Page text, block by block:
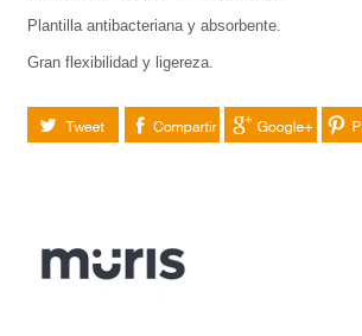
Plantilla antibacteriana y absorbente.
Gran flexibilidad y ligereza.
Tuitear Compartir Google+